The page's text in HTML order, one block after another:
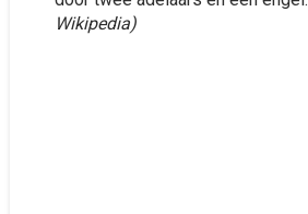
Wikipedia)